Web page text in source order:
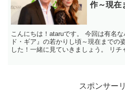
作～現在
こんにちは！ataruです。 今回は有名
ド・ギア』の若かりし頃～現在までの
した！一緒に見ていきましょう。 リチ
スポンサー